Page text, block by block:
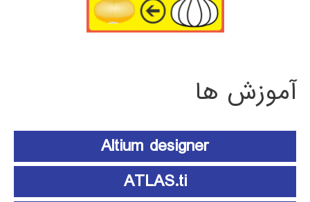
آموزش ها
Altium designer
ATLAS.ti